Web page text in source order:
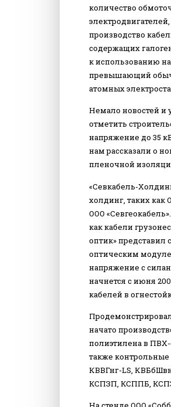
количество
производство
содержащих
к использованию
превышающий
атомных
Немало новостей и
отметить
напряжение до 35
нам рассказали о
пленочной
«Севкабель-
холдинг, таких как
ООО
как кабели
оптик»
оптическим
напряжение с
начнется с июня
кабелей в
начато
полиэтилена в
также
КВВГнг-LS,
КСПЗП, КСППБ,